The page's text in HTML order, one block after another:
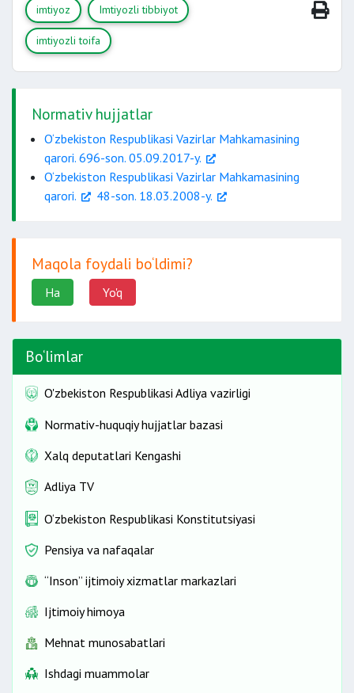
imtiyoz Imtiyozli tibbiyot
imtiyozli toifa
Normativ hujjatlar
O‘zbekiston Respublikasi Vazirlar Mahkamasining
qarori. 696-son. 05.09.2017-y.
O‘zbekiston Respublikasi Vazirlar Mahkamasining
qarori.
48-son. 18.03.2008-y.
Maqola foydali bo‘ldimi?
Ha Yo'q
Bo‘limlar
O'zbekiston Respublikasi Adliya vazirligi
Normativ-huquqiy hujjatlar bazasi
Xalq deputatlari Kengashi
Adliya TV
O‘zbekiston Respublikasi Konstitutsiyasi
Pensiya va nafaqalar
“Inson” ijtimoiy xizmatlar markazlari
Ijtimoiy himoya
Mehnat munosabatlari
Ishdagi muammolar